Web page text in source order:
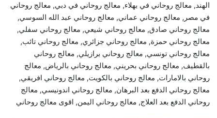
الهند, معالج روحاني في بهلاء, معالج روحاني في دبي, معالج روحاني
في مصر, معالج روحاني عماني, معالج روحاني عبد الله السوسي,
معالج روحاني صادق, معالج روحاني شيعي, معالج روحاني سفلي,
معالج روحاني حمزة, معالج روحاني جزائري, معالج روحاني تائب,
معالج روحاني تونسي, معالج روحاني برازيلي, معالج روحاني
بالقطيف, معالج روحاني بحريني, معالج روحاني بالرياض, معالج
روحاني بالامارات, معالج روحاني بالكويت, معالج روحاني افريقي,
معالج روحاني الدفع بعد البرهان, معالج روحاني اندونيسي, معالج
روحاني الدفع بعد العلاج, معالج روحاني اليمن, اقوى معالج روحاني